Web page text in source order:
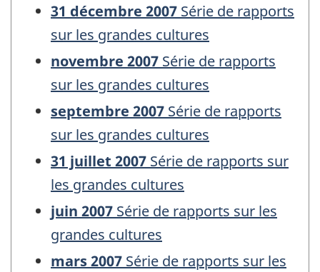
31 décembre 2007 Série de rapports
sur les grandes cultures
novembre 2007 Série de rapports
sur les grandes cultures
septembre 2007 Série de rapports
sur les grandes cultures
31 juillet 2007 Série de rapports sur
les grandes cultures
juin 2007 Série de rapports sur les
grandes cultures
mars 2007 Série de rapports sur les